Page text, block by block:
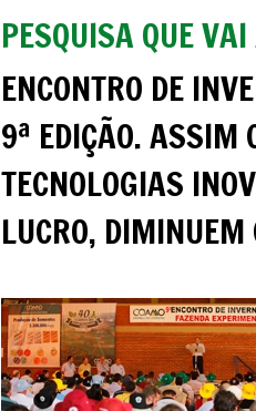
PESQUISA QUE
ENCONTRO DE
9ª EDIÇÃO. ASSIM
TECNOLOGIAS
LUCRO,